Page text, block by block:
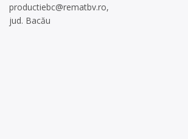
productiebc@rematbv.ro,
jud. Bacău